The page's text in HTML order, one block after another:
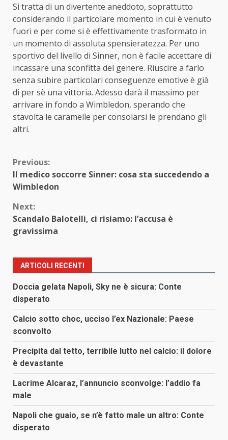
Si tratta di un divertente aneddoto, soprattutto
considerando il particolare momento in cui è venuto
fuori e per come si è effettivamente trasformato in
un momento di assoluta spensieratezza. Per uno
sportivo del livello di Sinner, non è facile accettare di
incassare una sconfitta del genere. Riuscire a farlo
senza subire particolari conseguenze emotive è già
di per sè una vittoria. Adesso darà il massimo per
arrivare in fondo a Wimbledon, sperando che
stavolta le caramelle per consolarsi le prendano gli
altri.
Continue
Reading
Previous:
Il medico soccorre Sinner: cosa sta succedendo a
Wimbledon
Next:
Scandalo Balotelli, ci risiamo: l’accusa è
gravissima
ARTICOLI RECENTI
Doccia gelata Napoli, Sky ne è sicura: Conte
disperato
Calcio sotto choc, ucciso l’ex Nazionale: Paese
sconvolto
Precipita dal tetto, terribile lutto nel calcio: il dolore
è devastante
Lacrime Alcaraz, l’annuncio sconvolge: l’addio fa
male
Napoli che guaio, se n’è fatto male un altro: Conte
disperato